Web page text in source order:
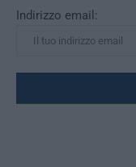
Indirizzo email: